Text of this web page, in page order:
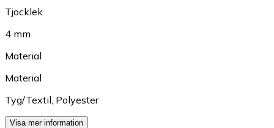
Tjocklek
4 mm
Material
Material
Tyg/Textil, Polyester
Visa mer information